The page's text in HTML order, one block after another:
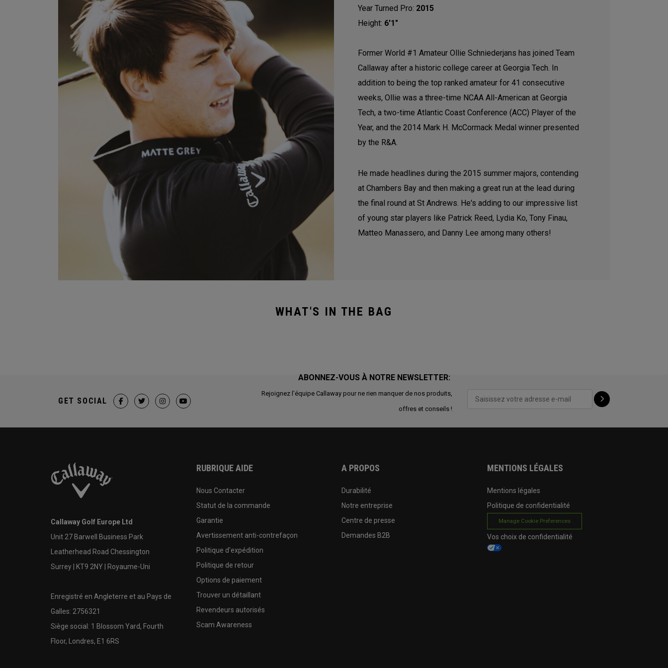
Year Turned Pro: 2015
Height: 6'1"
Former World #1 Amateur Ollie Schniederjans has joined Team
Callaway after a historic college career at Georgia Tech. In
addition to being the top ranked amateur for 41 consecutive
weeks, Ollie was a three-time NCAA All-American at Georgia
Tech, a two-time Atlantic Coast Conference (ACC) Player of the
Year, and the 2014 Mark H. McCormack Medal winner presented
by the R&A.
He made headlines during the 2015 summer majors, contending
at Chambers Bay and then making a great run at the lead during
the final round at St Andrews. He's adding to our impressive list
of young star players like Patrick Reed, Lydia Ko, Tony Finau,
Matteo Manassero, and Danny Lee among many others!
WHAT'S IN THE BAG
ABONNEZ-VOUS À NOTRE NEWSLETTER:
Rejoignez l'équipe Callaway pour ne rien manquer de nos produits,
offres et conseils !
GET SOCIAL
Callaway Golf Europe Ltd
Unit 27 Barwell Business Park
Leatherhead Road Chessington
Surrey | KT9 2NY | Royaume-Uni
Enregistré en Angleterre et au Pays de
Galles: 2756321
Siège social: 1 Blossom Yard, Fourth
Floor, Londres, E1 6RS
RUBRIQUE AIDE
Nous Contacter
Statut de la commande
Garantie
Avertissement anti-contrefaçon
Politique d'expédition
Politique de retour
Options de paiement
Trouver un détaillant
Revendeurs autorisés
Scam Awareness
A PROPOS
Durabilité
Notre entreprise
Centre de presse
Demandes B2B
MENTIONS LÉGALES
Mentions légales
Politique de confidentialité
Manage Cookie Preferences
Vos choix de confidentialité